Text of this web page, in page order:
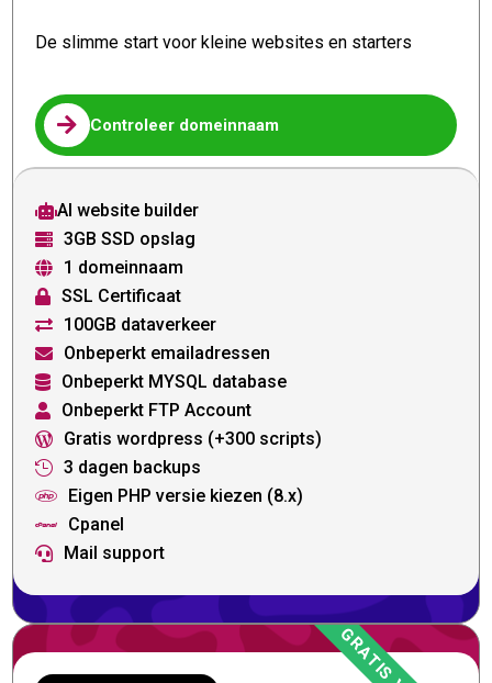
De slimme start voor kleine websites en starters
 Controleer domeinnaam
AI website builder
 3GB SSD opslag
 1 domeinnaam
 SSL Certificaat
 100GB dataverkeer
 Onbeperkt emailadressen
 Onbeperkt MYSQL database
 Onbeperkt FTP Account
 Gratis wordpress (+300 scripts)
 3 dagen backups
 Eigen PHP versie kiezen (8.x)
 Cpanel
 Mail support